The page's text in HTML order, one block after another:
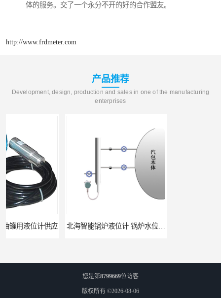
体的服务。交了一个永分不开的好的合作盟友。
http://www.frdmeter.com
产品推荐
Development, design, production and sales in one of the manufacturing
enterprises
北海智能锅炉液位计 锅炉水位计厂商 自动适应自动校准
您是第8799669位访客
版权所有 ©2026-08-06